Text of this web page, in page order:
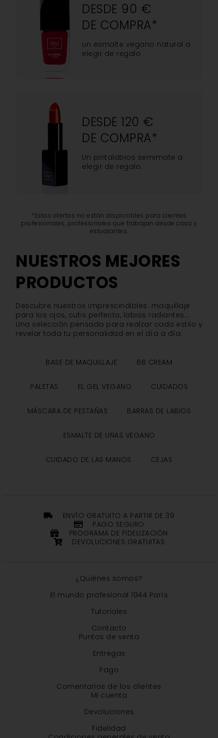
DESDE 90 €
DE COMPRA*
un esmalte vegano natural a
elegir de regalo
DESDE 120 €
DE COMPRA*
Un pintalabios semimate a
elegir de regalo.
*Estas ofertas no están disponibles para clientes
profesionales, profesionales que trabajan desde casa y
estudiantes.
NUESTROS MEJORES
PRODUCTOS
Descubre nuestros imprescindibles: maquillaje
para los ojos, cutis perfecto, labios radiantes...
Una selección pensada para realzar cada estilo y
revelar toda tu personalidad en el día a día.
BASE DE MAQUILLAJE BB CREAM
PALETAS EL GEL VEGANO CUIDADOS
MÁSCARA DE PESTAÑAS BARRAS DE LABIOS
ESMALTE DE UÑAS VEGANO
CUIDADO DE LAS MANOS CEJAS
ENVÍO GRATUITO A PARTIR DE 39
PAGO SEGURO
PROGRAMA DE FIDELIZACIÓN
DEVOLUCIONES GRATUITAS
¿Quiénes somos?
El mundo profesional 1944 París
Tutoriales
Contacto
Puntos de venta
Entregas
Pago
Comentarios de los clientes
Mi cuenta
Devoluciones
Fidelidad